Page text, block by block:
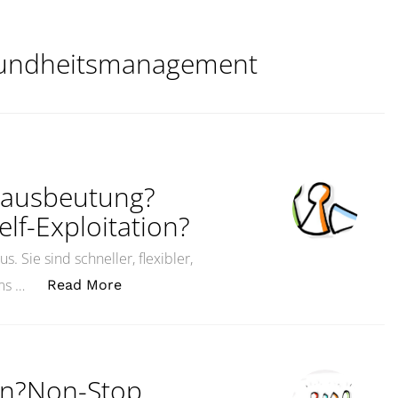
Exploitation?
Sie sind schneller, flexibler,
…
Read More„Fördert Agilität die
Stop